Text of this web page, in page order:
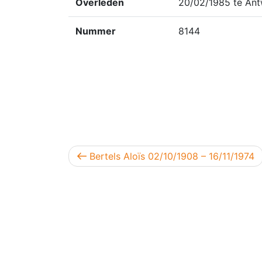
Overleden 20/02/1985 te
Nummer 8144
Berichtnavigatie
Vorig bericht
Bertels Aloïs 02/10/1908 – 16/11/1974